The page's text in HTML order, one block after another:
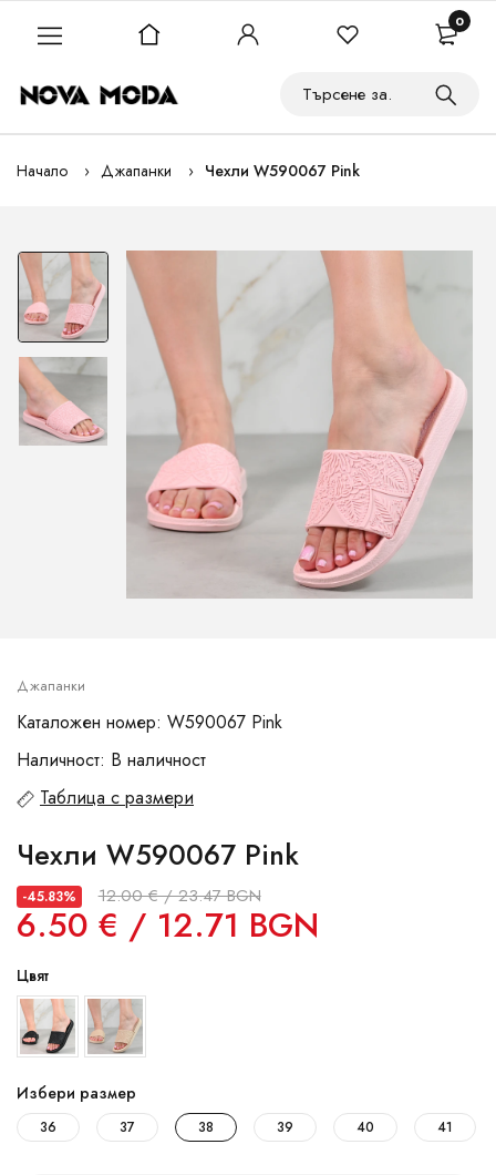
Начало Джапанки Чехли W590067 Pink
Джапанки
Каталожен номер: W590067 Pink
Наличност: В наличност
Таблица с размери
Чехли W590067 Pink
-45.83% 12.00 € / 23.47 BGN
6.50 € / 12.71 BGN
Цвят
Избери размер
36 37 38 39 40 41
0